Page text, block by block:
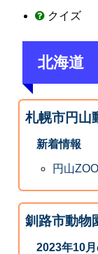
クイズ
北海道
札幌市円山
新着情報
円山
釧路市動物
2023年10